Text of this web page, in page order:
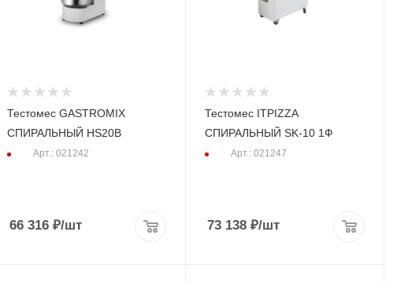
Тестомес GASTROMIX
СПИРАЛЬНЫЙ HS20В
Арт.: 021242
66 316₽/шт
Тестомес ITPIZZA
СПИРАЛЬНЫЙ SK-10 1Ф
Арт.: 021247
73 138 ₽/шт